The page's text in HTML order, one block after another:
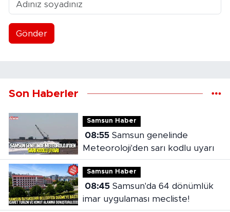
Gönder
Son Haberler
Samsun Haber
08:55Samsun genelinde
Meteoroloji'den sarı kodlu uyarı
Samsun Haber
08:45Samsun'da 64 dönümlük
imar uygulaması mecliste!